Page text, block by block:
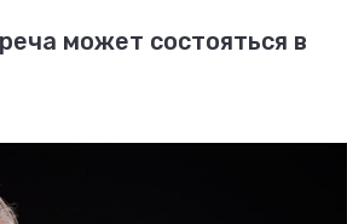
может состояться в